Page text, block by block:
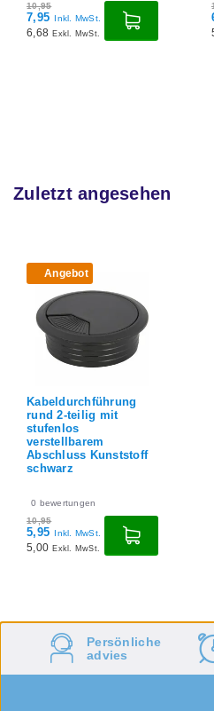
10,95
6,95Inkl. MwSt.
5,84Exkl. MwSt.
Zuletzt angesehen
Angebot
Kabeldurchführung
rund 2-teilig mit
stufenlos
verstellbarem
Abschluss Kunststoff
schwarz
0 bewertungen
10,95
5,95 Inkl. MwSt.
5,00 Exkl. MwSt.
Lieferung innerhalb
von 2-3 Werktagen